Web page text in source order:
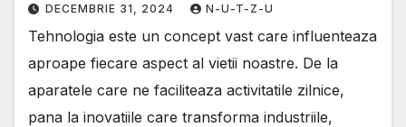
DECEMBRIE 31, 2024 N-U-T-Z-U
Tehnologia este un concept vast care influenteaza
aproape fiecare aspect al vietii noastre. De la
aparatele care ne faciliteaza activitatile zilnice,
pana la inovatiile care transforma industriile,